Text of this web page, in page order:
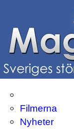
Filmerna
Nyheter